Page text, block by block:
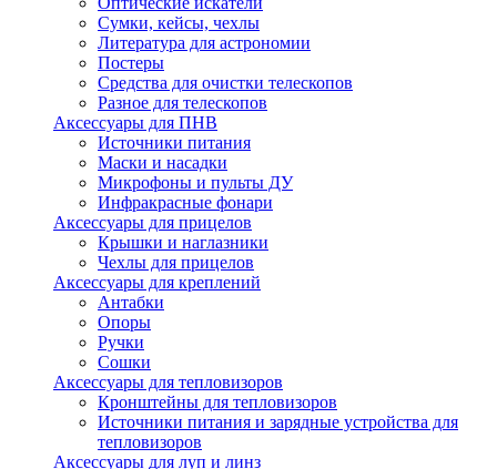
Сумки, кейсы, чехлы
Литература для астрономии
Постеры
Средства для очистки телескопов
Разное для телескопов
Аксессуары для ПНВ
Источники питания
Маски и насадки
Микрофоны и пульты ДУ
Инфракрасные фонари
Аксессуары для прицелов
Крышки и наглазники
Чехлы для прицелов
Аксессуары для креплений
Антабки
Опоры
Ручки
Сошки
Аксессуары для тепловизоров
Кронштейны для тепловизоров
Источники питания и зарядные устройства для
тепловизоров
Аксессуары для луп и линз